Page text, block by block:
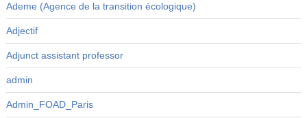
Ademe (Agence de la transition écologique)
Adjectif
Adjunct assistant professor
admin
Admin_FOAD_Paris